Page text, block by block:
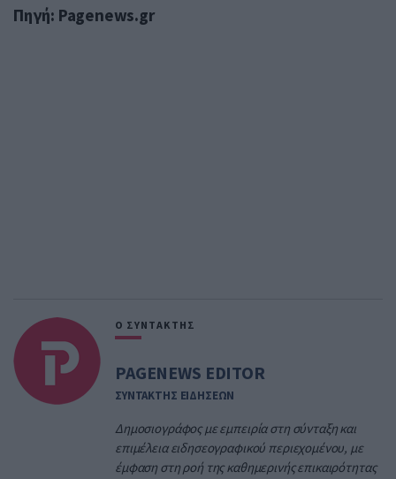
Πηγή: Pagenews.gr
Ο ΣΥΝΤΑΚΤΗΣ
PAGENEWS EDITOR
ΣΥΝΤΑΚΤΗΣ ΕΙΔΗΣΕΩΝ
Δημοσιογράφος με εμπειρία στη σύνταξη και
επιμέλεια ειδησεογραφικού περιεχομένου, με
έμφαση στη ροή της καθημερινής επικαιρότητας